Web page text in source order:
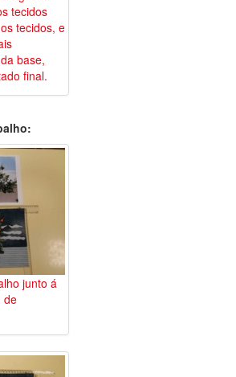
tecidos
tecidos, e
base,
final.
junto á
de